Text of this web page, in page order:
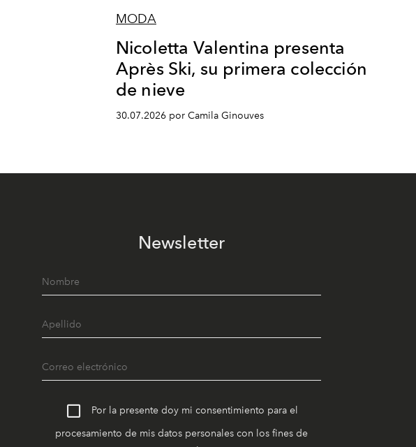
MODA
Nicoletta Valentina presenta
Après Ski, su primera colección
de nieve
30.07.2026 por Camila Ginouves
Newsletter
Por la presente doy mi consentimiento para el
procesamiento de mis datos personales con los fines de